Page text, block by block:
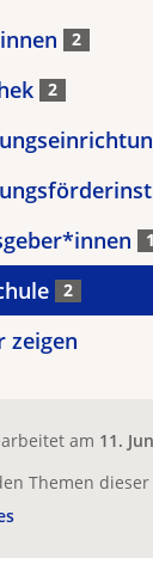
2
2
1
2
zeigen
am 11.
Themen dieser